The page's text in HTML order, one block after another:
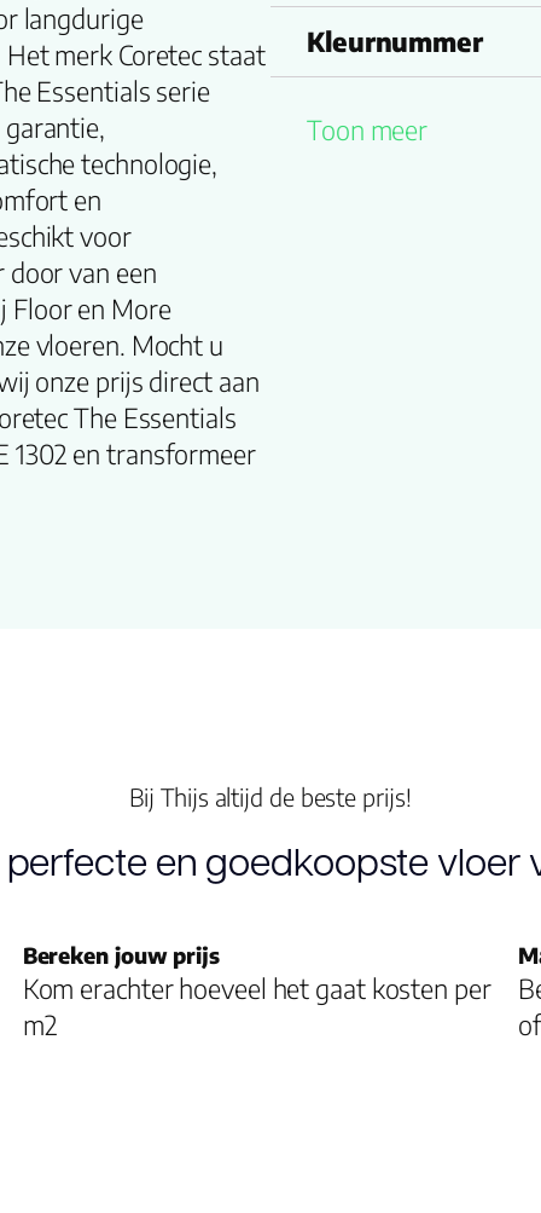
langdurige
merk Coretec staat
Essentials serie
technologie,
en
voor
van een
Floor en More
vloeren. Mocht u
onze prijs direct aan
The Essentials
1302 en transformeer
Kleurnummer
Familienaam
V groef
Gebruiksklasse
Vloerverwarming
Toon meer
Bij Thijs altijd de beste prijs!
en goedkoopste vloer
Bereken jouw prijs
Kom erachter hoeveel het gaat kosten per
m2